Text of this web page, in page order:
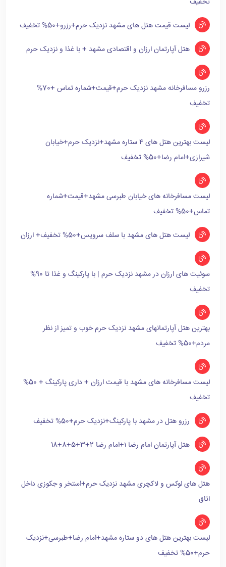
لیست قیمت هتل های مشهد نزدیک حرم+رزرو+50% تخفیف
هتل آپارتمان ارزان و اقتصادی مشهد + با غذا و نزدیک حرم
رزرو مسافرخانه مشهد نزدیک حرم+قیمت+شماره تماس +70%
تخفیف
لیست بهترین هتل های ۴ ستاره مشهد+نزدیک حرم+خیابان
شیرازی+امام رضا+50% تخفیف
لیست مسافرخانه های خیابان طبرسی مشهد+قیمت+شماره
تماس+50% تخفیف
لیست هتل های مشهد با سلف سرویس+50% تخفیف+ ارزان
سوئیت های ارزان در مشهد نزدیک حرم | با پارکینگ و غذا تا 90%
تخفیف
بهترین هتل آپارتمانهای مشهد نزدیک حرم خوب و تمیز از نظر
مردم+50% تخفیف
لیست مسافرخانه های مشهد با قیمت ارزان + داری پارکینگ + 50%
تخفیف
رزرو هتل در مشهد با پارکینگ+نزدیک حرم+50% تخفیف
هتل آپارتمان امام رضا ۱+امام رضا 2+3+5+8+18
هتل های لوکس و لاکچری مشهد نزدیک حرم+استخر و جکوزی داخل
اتاق
لیست بهترین هتل های دو ستاره مشهد+امام رضا+طبرسی+نزدیک
حرم+50% تخفیف